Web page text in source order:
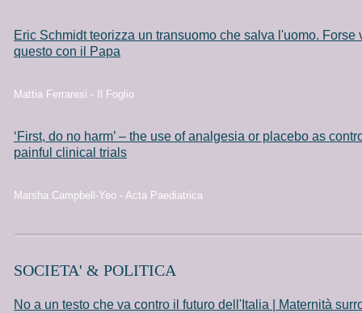
Eric Schmidt teorizza un transuomo che salva l'uomo. Forse
questo con il Papa
Mattia Ferraresi - Il Foglio
‘First, do no harm’ – the use of analgesia or placebo as
painful clinical trials
Marsha Campbell-Yeo - Acta Paediatrica
SOCIETA' & POLITICA
No a un testo che va contro il futuro dell'Italia | Maternità